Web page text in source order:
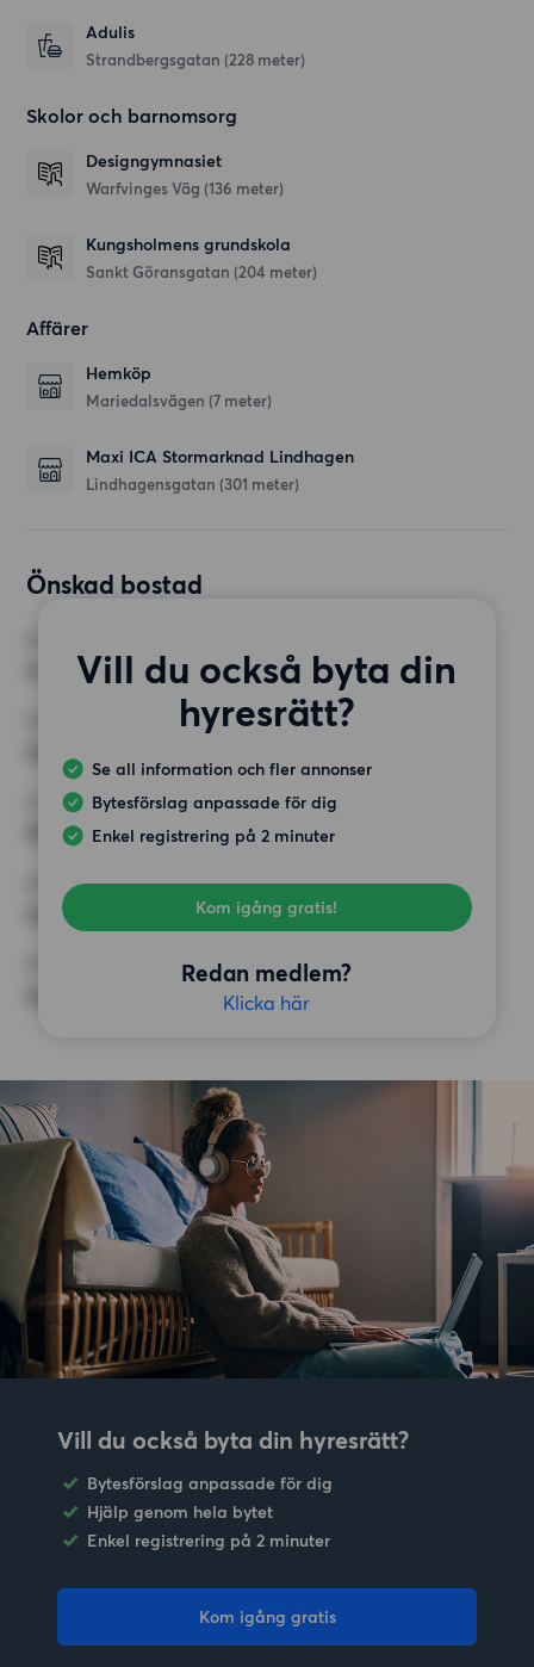
Adulis
Strandbergsgatan (228 meter)
Skolor och barnomsorg
Designgymnasiet
Warfvinges Väg (136 meter)
Kungsholmens grundskola
Sankt Göransgatan (204 meter)
Affärer
Hemköp
Mariedalsvägen (7 meter)
Maxi ICA Stormarknad Lindhagen
Lindhagensgatan (301 meter)
Önskad bostad
Vill du också byta din
hyresrätt?
Se all information och fler annonser
Bytesförslag anpassade för dig
Enkel registrering på 2 minuter
Kom igång gratis!
Redan medlem?
Klicka här
MINST ANTAL KVADRATMETER
HÖGSTA HYRA
18 000 kr
Inga speciella krav
ÖVRIGA PREFERENSER
Inga speciella preferenser
Vill du också byta din hyresrätt?
Bytesförslag anpassade för dig
Hjälp genom hela bytet
Enkel registrering på 2 minuter
Kom igång gratis